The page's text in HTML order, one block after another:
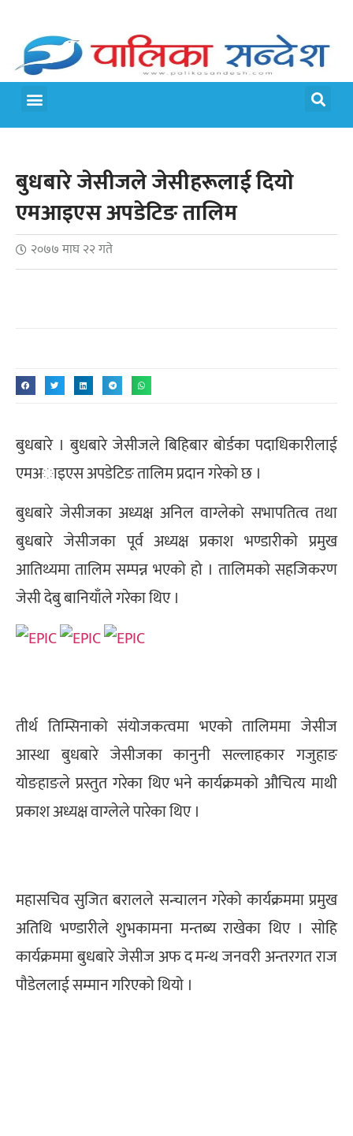
बुधबारे जेसीजले जेसीहरूलाई दियाे
एमआइएस अपडेटिङ तालिम
२०७७ माघ २२ गते
बुधबारे । बुधबारे जेसीजले बिहिबार बोर्डका पदाधिकारीलाई
एमअाइएस अपडेटिङ तालिम प्रदान गरेको छ ।
बुधबारे जेसीजका अध्यक्ष अनिल वाग्लेको सभापतित्व तथा
बुधबारे जेसीजका पूर्व अध्यक्ष प्रकाश भण्डारीको प्रमुख
आतिथ्यमा तालिम सम्पन्न भएको हो । तालिमकाे सहजिकरण
जेसी देबु बानियाँले गरेका थिए ।
तीर्थ तिम्सिनाको संयोजकत्वमा भएकाे तालिममा जेसीज
आस्था बुधबारे जेसीजका कानुनी सल्लाहकार गजुहाङ
याेङहाङले प्रस्तुत गरेका थिए भने कार्यक्रमको औचित्य माथी
प्रकाश अध्यक्ष वाग्लेले पारेका थिए ।
महासचिव सुजित बरालले सन्चालन गरेको कार्यक्रममा प्रमुख
अतिथि भण्डारीले शुभकामना मन्तब्य राखेका थिए । साेहि
कार्यक्रममा बुधबारे जेसीज अफ द मन्थ जनवरी अन्तरगत राज
पाैडेललाई सम्मान गरिएको थियो ।